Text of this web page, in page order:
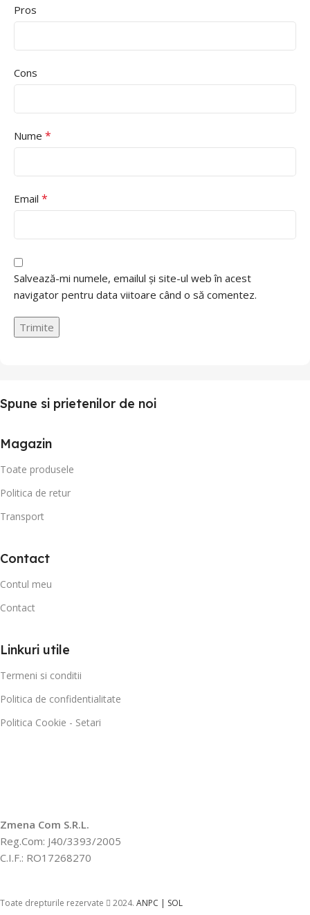
Pros
Cons
Nume *
Email *
Salvează-mi numele, emailul și site-ul web în acest
navigator pentru data viitoare când o să comentez.
Spune si prietenilor de noi
Magazin
Toate produsele
Politica de retur
Transport
Contact
Contul meu
Contact
Linkuri utile
Termeni si conditii
Politica de confidentialitate
Politica Cookie - Setari
Zmena Com S.R.L.
Reg.Com: J40/3393/2005
C.I.F.: RO17268270
Toate drepturile rezervate 2024. ANPC | SOL